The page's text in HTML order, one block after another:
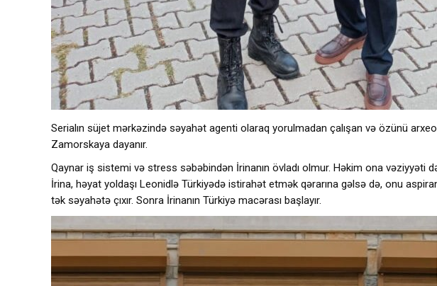
Serialın süjet mərkəzində səyahət agenti olaraq yorulmadan çalışan və özünü
Zamorskaya dayanır.
Qaynar iş sistemi və stress səbəbindən İrinanın övladı olmur. Həkim ona vəziyyəti
İrina, həyat yoldaşı Leonidlə Türkiyədə istirahət etmək qərarına gəlsə də, onu
tək səyahətə çıxır. Sonra İrinanın Türkiyə macərası başlayır.